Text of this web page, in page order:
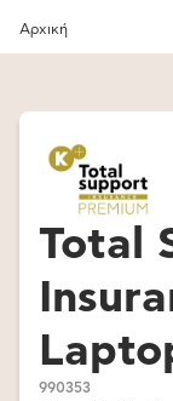
Αρχική
Total
990353